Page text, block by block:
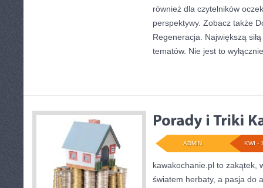
również dla czytelników
perspektywy. Zobacz także
Regeneracja. Największą
tematów. Nie jest to
KWI -
ADMIN
kawakochanie.pl to zakątek,
światem herbaty, a pasja do